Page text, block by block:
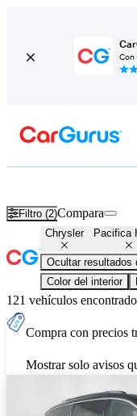
Con
Filtro (2)Compara
Chrysler Pacifica
Ocultar resultados
Color del interior
121 vehículos
Compra con precios
Mostrar solo avisos